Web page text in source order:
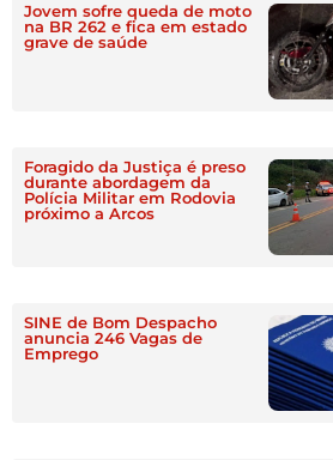
Jovem sofre queda de moto
na BR 262 e fica em estado
grave de saúde
Foragido da Justiça é preso
durante abordagem da
Polícia Militar em Rodovia
próximo a Arcos
SINE de Bom Despacho
anuncia 246 Vagas de
Emprego